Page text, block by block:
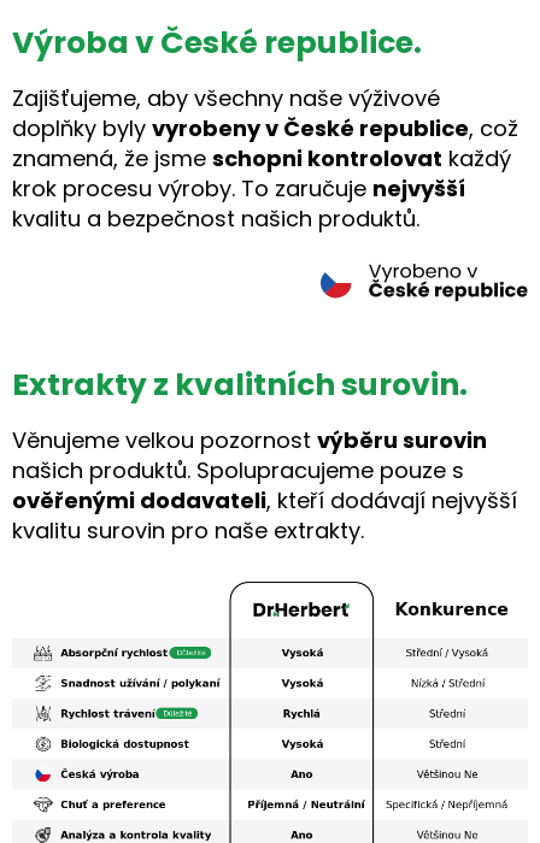
Výroba v České republice.
Zajišťujeme, aby všechny naše výživové
doplňky byly vyrobeny v České republice, což
znamená, že jsme schopni kontrolovat každý
krok procesu výroby. To zaručuje nejvyšší
kvalitu a bezpečnost našich produktů.
Extrakty z kvalitních surovin.
Věnujeme velkou pozornost výběru surovin
našich produktů. Spolupracujeme pouze s
ověřenými dodavateli, kteří dodávají nejvyšší
kvalitu surovin pro naše extrakty.